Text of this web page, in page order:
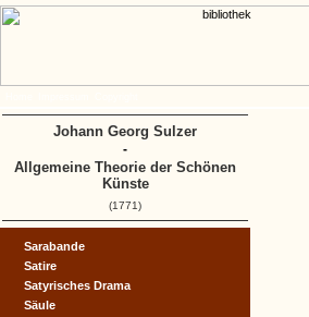
Sarabande
Satire
Satyrisches Drama
Säule
Johann Georg Sulzer
-
Allgemeine Theorie der Schönen
Künste
(1771)